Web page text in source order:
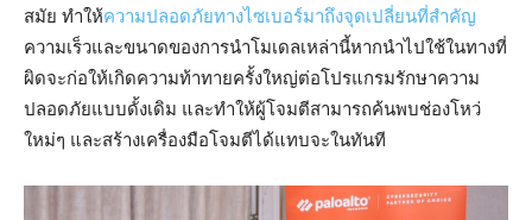
สมัย ทำให้ความปลอดภัยทางไซเบอร์มาถึงจุดเปลี่ยนที่สำคัญ
ความเร็วและขนาดของการนำโมเดลเหล่านี้หากนำไปใช้ในทางที่
ผิดจะก่อให้เกิดความท้าทายครั้งใหญ่ต่อโปรแกรมรักษาความ
ปลอดภัยแบบดั้งเดิม และทำให้ผู้โจมตีสามารถค้นพบช่องโหว่
ใหม่ๆ และสร้างเครื่องมือโจมตีได้แทบจะในทันที